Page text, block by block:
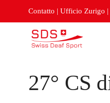
Contatto | Ufficio Zurigo |
27° CS